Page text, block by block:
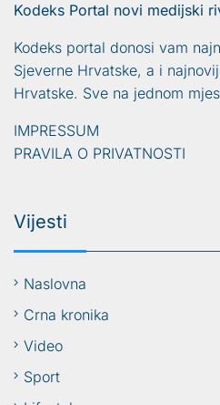
Kodeks Portal novi medijski
Kodeks portal donosi vam
Sjeverne Hrvatske, a i
Hrvatske. Sve na jednom
IMPRESSUM
PRAVILA O PRIVATNOSTI
Vijesti
Naslovna
Crna kronika
Video
Sport